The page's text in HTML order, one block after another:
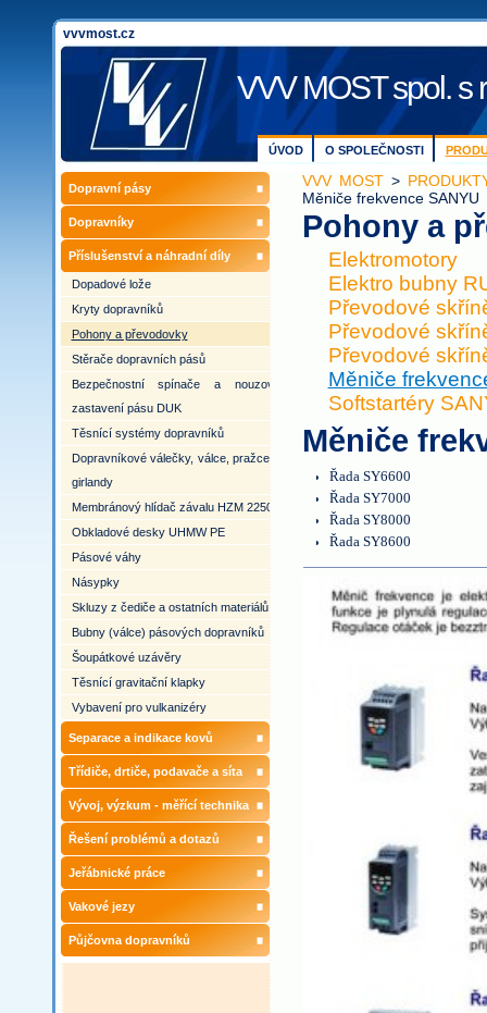
VVV MOST spol. s
vvvmost.cz
ÚVOD O SPOLEČNOSTI
VVV MOST>
Měniče frekvence SANYU
Pohony a
Elektromotory
Elektro bubny
Převodové
Převodové
Převodové
Měniče
Softstartéry
Měniče
Řada SY6600
Řada SY7000
Řada SY8000
Řada SY8600
Dopravní pásy
Dopravníky
Příslušenství a náhradní díly
Dopadové lože
Kryty dopravníků
Pohony a převodovky
Stěrače dopravních pásů
Bezpečnostní spínače a nouzové
zastavení pásu DUK
Těsnící systémy dopravníků
Dopravníkové válečky, válce, pražce a
girlandy
Membránový hlídač závalu HZM 2250
Obkladové desky UHMW PE
Pásové váhy
Násypky
Skluzy z čediče a ostatních materiálů
Bubny (válce) pásových dopravníků
Šoupátkové uzávěry
Těsnící gravitační klapky
Vybavení pro vulkanizéry
Separace a indikace kovů
Třídiče, drtiče, podavače a síta
Vývoj, výzkum - měřící technika
Řešení problémů a dotazů
Jeřábnické práce
Vakové jezy
Půjčovna dopravníků